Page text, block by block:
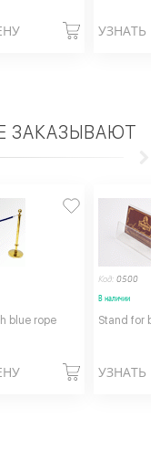
УЗНАТЬ
ЗАКАЗЫВАЮТ
blue rope
Код: 0500
В наличии
Stand for
УЗНАТЬ